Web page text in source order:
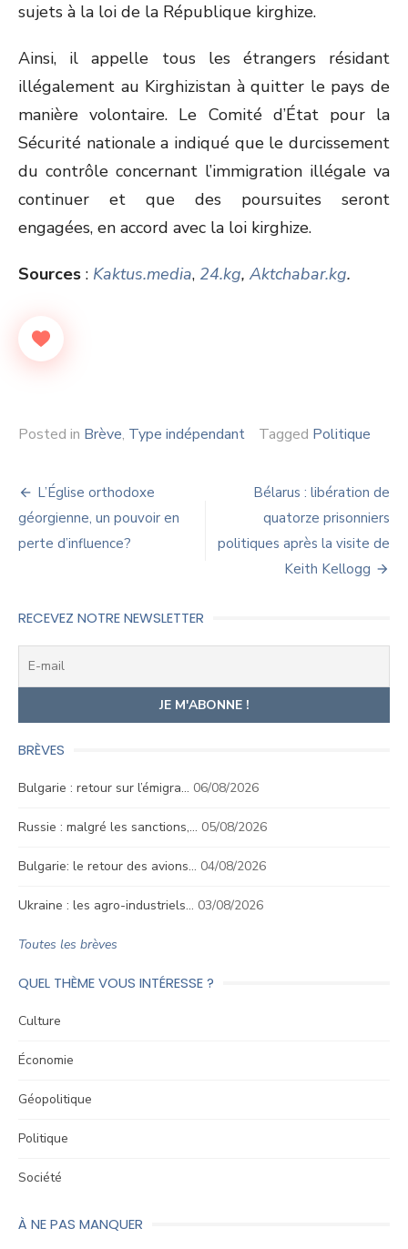
sujets à la loi de la République kirghize.
Ainsi, il appelle tous les étrangers résidant
illégalement au Kirghizistan à quitter le pays de
manière volontaire. Le Comité d’État pour la
Sécurité nationale a indiqué que le durcissement
du contrôle concernant l’immigration illégale va
continuer et que des poursuites seront
engagées, en accord avec la loi kirghize.
Sources : Kaktus.media, 24.kg, Aktchabar.kg.
Posted in Brève, Type indépendant Tagged Politique
Navigation
de
l’article
L’Église orthodoxe
géorgienne, un pouvoir en
perte d’influence?
Bélarus : libération de
quatorze prisonniers
politiques après la visite de
Keith Kellogg
RECEVEZ NOTRE NEWSLETTER
BRÈVES
Bulgarie : retour sur l’émigra… 06/08/2026
Russie : malgré les sanctions,… 05/08/2026
Bulgarie: le retour des avions… 04/08/2026
Ukraine : les agro-industriels… 03/08/2026
Toutes les brèves
QUEL THÈME VOUS INTÉRESSE ?
Culture
Économie
Géopolitique
Politique
Société
À NE PAS MANQUER